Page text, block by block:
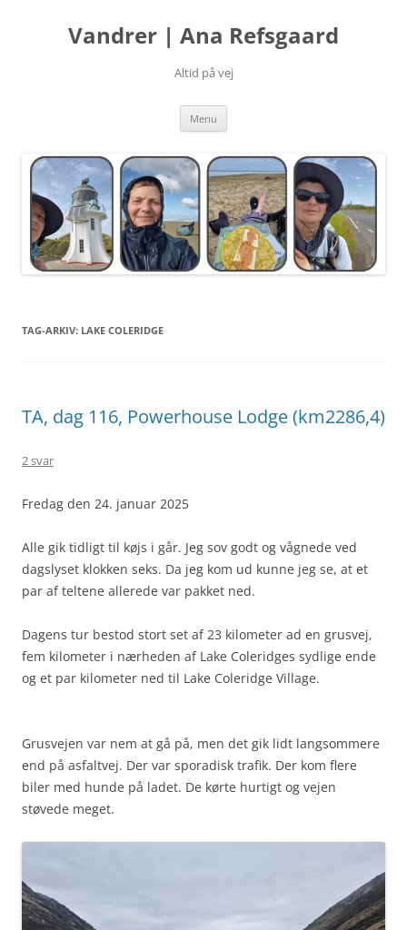
Vandrer | Ana Refsgaard
Altid på vej
Menu
TAG-ARKIV: LAKE COLERIDGE
TA, dag 116, Powerhouse Lodge (km2286,4)
2 svar
Fredag den 24. januar 2025
Alle gik tidligt til køjs i går. Jeg sov godt og vågnede ved
dagslyset klokken seks. Da jeg kom ud kunne jeg se, at et
par af teltene allerede var pakket ned.
Dagens tur bestod stort set af 23 kilometer ad en grusvej,
fem kilometer i nærheden af Lake Coleridges sydlige ende
og et par kilometer ned til Lake Coleridge Village.
Grusvejen var nem at gå på, men det gik lidt langsommere
end på asfaltvej. Der var sporadisk trafik. Der kom flere
biler med hunde på ladet. De kørte hurtigt og vejen
støvede meget.